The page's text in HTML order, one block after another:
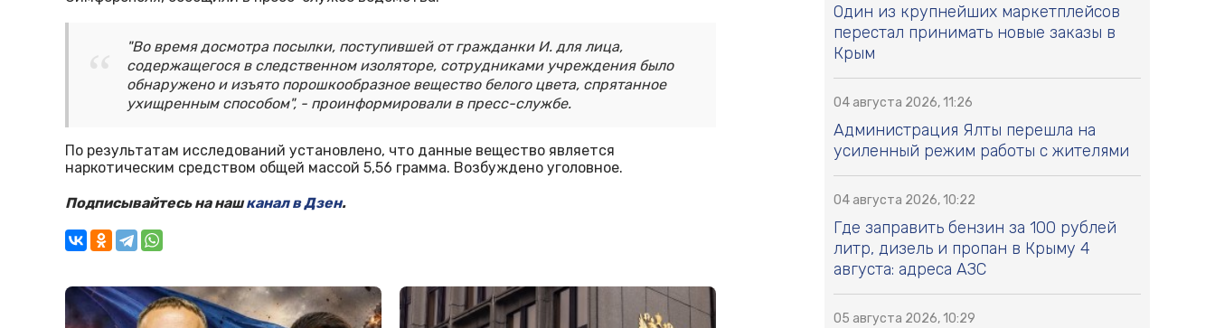
"Во время досмотра посылки, поступившей от гражданки И. для лица,
содержащегося в следственном изоляторе, сотрудниками учреждения было
обнаружено и изъято порошкообразное вещество белого цвета, спрятанное
ухищренным способом", - проинформировали в пресс-службе.
По результатам исследований установлено, что данные вещество является
наркотическим средством общей массой 5,56 грамма. Возбуждено уголовное.
Подписывайтесь на нашканал в Дзен.
Один из крупнейших маркетплейсов
перестал принимать новые заказы в
Крым
04 августа 2026, 11:26
Администрация Ялты перешла на
усиленный режим работы с жителями
04 августа 2026, 10:22
Где заправить бензин за 100 рублей
литр, дизель и пропан в Крыму 4
августа: адреса АЗС
05 августа 2026, 10:29